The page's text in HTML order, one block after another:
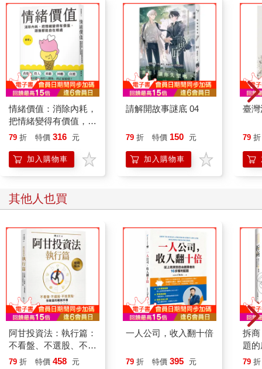
更錯綜複雜的是，風險和不確定性之間有一個重要的差異。「賭
一枚公平硬幣的投擲結果」會構成風險，因為擲硬幣的結果與發
生機率是完全已知的，即使擲出來的實際結果是未知的。相較之
下，被隕石擊中、被外星人綁架，以及其他類似的奇異現象就和
擲硬幣不同了，因為我們無法明確描述那些現象的結果是什麼，
也無法明確說出發生的機率。COVID-19大流行的爆發提醒我們，
這個世界上存在眾多人類早已知曉的不確定性，但當下我們卻不
能妄想為這些不確定性建立模型：昨日的不確定性等於明日的風
險。
在過去，風險經理人有時會將一些極端的市場發展描述為「百萬
年一遇」的事件，但這其實只是推托之詞，目的是為了讓人相信
他們之所以未能妥善管理好風險，都是因為極低機率的事件（不
些風險，即使已經使用了所有可用數據來建立風險模型，那些模
型絕對還是不夠完善，問題只在於他們不夠瞭解或不願承認這個
除了要區分風險和不確定性之間的差異，還有另一個個別的議題
要留意：可能會影響到「未來收入」的威脅和可能衝擊到「投資
標的之價值」的威脅不盡相同，而我們必須區分這兩種威脅的差
異。退休人士或正在為退休儲蓄做準備的人關心的是可能會影響
到「未來收入」的威脅，而短線投資人則比較重視可能衝擊到
「投資標的價值」的威脅，因為短線投資人可能需要可隨時取用
的資源。對短線投資人而言，投資報酬的波動性以及虧本的短期
風險至關重要，但投資報酬波動性與虧本的短期風險的變化，卻
可能會誤導正在為退休儲蓄做準備的長線投資人（見第3章），害
他們做出不適當的回應。因此，投資報酬率的波動性與虧本的短
情緒價值：消除內耗，
把情緒變得有價值，跟
誰都能自在相處
79 折 特價 316 元
加入購物車
請解開故事謎底 04
79 折 特價 150 元
加入購物車
臺
79 折
其他人也買
阿甘投資法：執行篇：
不看盤、不選股、不挑
買點，你致富的戰術手
79 折 特價 458 元
一人公司，收入翻十倍
79 折 特價 395 元
拆商
題
班
79 折